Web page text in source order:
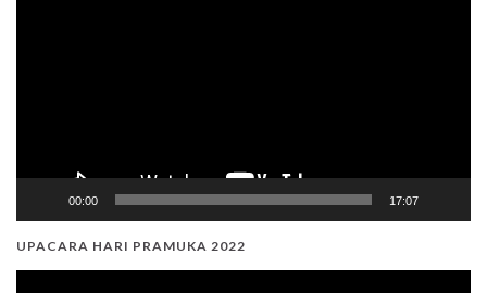
00:00 17:07
UPACARA HARI PRAMUKA 2022